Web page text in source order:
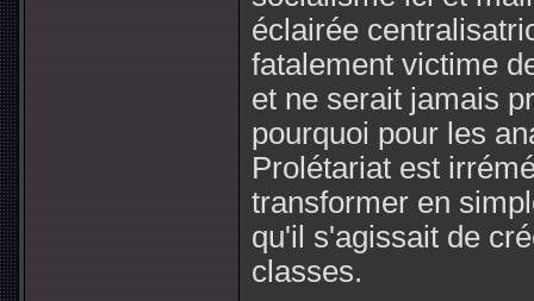
éclairée
fatalement victime
et ne serait jamais
pourquoi pour les
Prolétariat est
transformer en
qu'il s'agissait de
classes.